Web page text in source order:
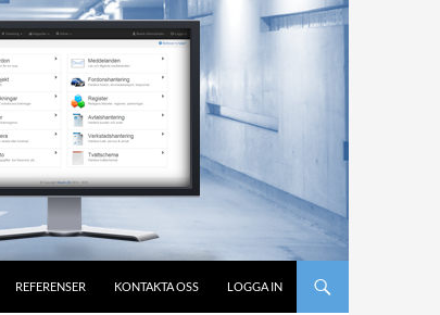
REFERENSER KONTAKTA OSS LOGGA IN